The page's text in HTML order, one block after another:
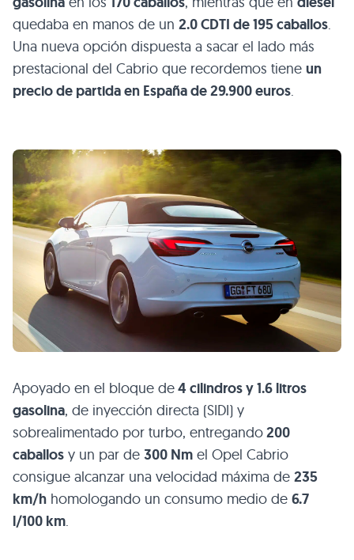
quedaba en manos de un 2.0CDTI de 195 caballos.
Una nueva opción dispuesta a sacar el lado más
prestacional del Cabrio que recordemos tiene un
precio de partida en España de 29.900 euros.
Apoyado en el bloque de4 cilindros y 1.6 litros
gasolina, de inyección directa (SIDI) y
sobrealimentado por turbo, entregando200
caballos y un par de 300 Nm el Opel Cabrio
consigue alcanzar una velocidad máxima de 235
km/h homologando un consumo medio de 6.7
l/100 km.